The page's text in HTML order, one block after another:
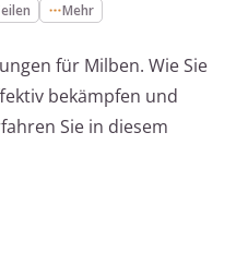
Mehr
für Milben. Wie Sie
bekämpfen und
Sie in diesem